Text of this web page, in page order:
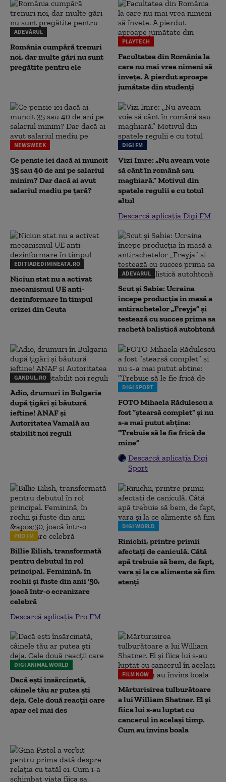
ADEVĂRUL
România cumpără trenuri
noi, dar multe gări nu sunt
pregătite pentru ele
PLAYTECH
Facultatea din România la
care nu mai vrea nimeni să
înveţe. A pierdut aproape
jumătate din studenţi
NEWSWEEK
Ce pensie iei dacă ai muncit
35 sau 40 de ani pe salariul
minim? Dar dacă ai avut
salariul mediu pe țară?
DIGI FM
Vizi Imre: „Nu aveam voie
să cânt în română sau
maghiară.” Motivul din
spatele regulii e cu totul
altul
Descarcă aplicația Digi FM
EDITIADEDIMINEATA.RO
Niciun stat nu a activat
mecanismul UE anti-
dezinformare în timpul
crizei din Ceuta
ADEVARUL
Scut și Sabie: Ucraina
începe producția în masă a
antirachetelor „Freyja” și
testează cu succes prima sa
rachetă balistică autohtonă
GANDUL.RO
Adio, drumuri în Bulgaria
după țigări și băutură
ieftine! ANAF și
Autoritatea Vamală au
stabilit noi reguli
DIGI SPORT
FOTO Mihaela Rădulescu a
fost ”ștearsă complet” și nu
s-a mai putut abține:
”Trebuie să le fie frică de
mine”
Descarcă aplicația Digi
Sport
PRO FM
Billie Eilish, transformată
pentru debutul în rol
principal. Feminină, în
rochii și fuste din anii '50,
joacă într-o ecranizare
celebră
Descarcă aplicația Pro FM
DIGI WORLD
Rinichii, printre primii
afectați de caniculă. Câtă
apă trebuie să bem, de fapt,
vara și la ce alimente să fim
atenți
DIGI ANIMAL WORLD
Dacă ești însărcinată,
câinele tău ar putea ști
deja. Cele două reacții care
apar cel mai des
FILM NOW
Mărturisirea tulburătoare
a lui William Shatner. El și
fiica lui s-au luptat cu
cancerul în același timp.
Cum au învins boala